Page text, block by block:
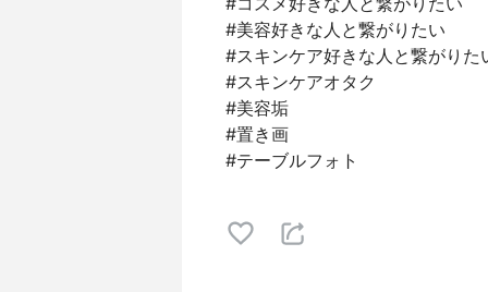
#美容好きな人と繋がりたい
#スキンケア好きな人と繋がりた
#スキンケアオタク
#美容垢
#置き画
#テーブルフォト